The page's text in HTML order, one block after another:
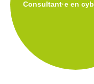
Consultant·e en
Jobs